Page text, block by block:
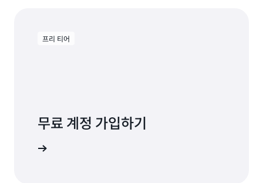
프리 티어
무료 계정 가입하기